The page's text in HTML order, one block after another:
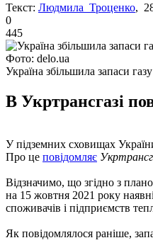
Текст: Людмила Троценко,
0
445
Фото: delo.ua
Україна збільшила запаси газу
В Укртрансгазі
У підземних сховищах
Про це повідомляє
Відзначимо, що згідно з
на 15 жовтня 2021 року
споживачів і підприємств
Як повідомлялося раніше,